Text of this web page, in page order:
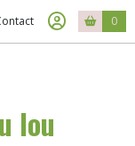
0
lou